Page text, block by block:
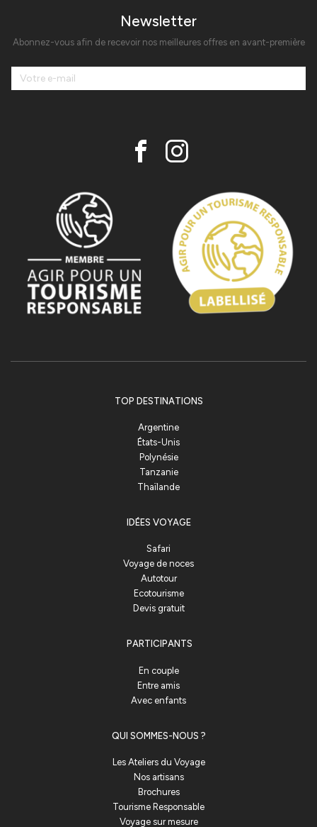
Newsletter
Abonnez-vous afin de recevoir nos meilleures offres en avant-première
TOP DESTINATIONS
Argentine
États-Unis
Polynésie
Tanzanie
Thaïlande
IDÉES VOYAGE
Safari
Voyage de noces
Autotour
Ecotourisme
Devis gratuit
PARTICIPANTS
En couple
Entre amis
Avec enfants
QUI SOMMES-NOUS ?
Les Ateliers du Voyage
Nos artisans
Brochures
Tourisme Responsable
Voyage sur mesure